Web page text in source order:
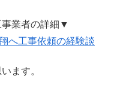
業者の詳細▼
へ工事依頼の経験談
ます。